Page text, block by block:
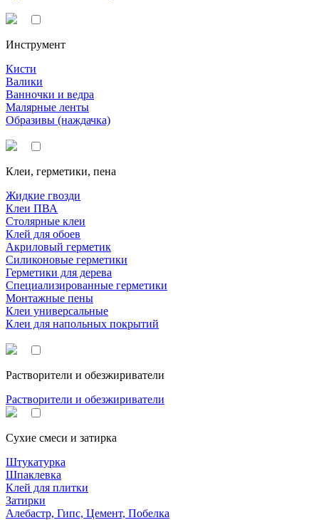
Инструмент
Кисти
Валики
Ванночки и ведра
Малярные ленты
Образивы (наждачка)
Клеи, герметики, пена
Жидкие гвозди
Клеи ПВА
Столярные клеи
Клей для обоев
Акриловый герметик
Силиконовые герметики
Герметики для дерева
Специализированные герметики
Монтажные пены
Клеи универсальные
Клеи для напольных покрытий
Растворители и обезжириватели
Растворители и обезжириватели
Сухие смеси и затирка
Штукатурка
Шпаклевка
Клей для плитки
Затирки
Алебастр, Гипс, Цемент, Побелка